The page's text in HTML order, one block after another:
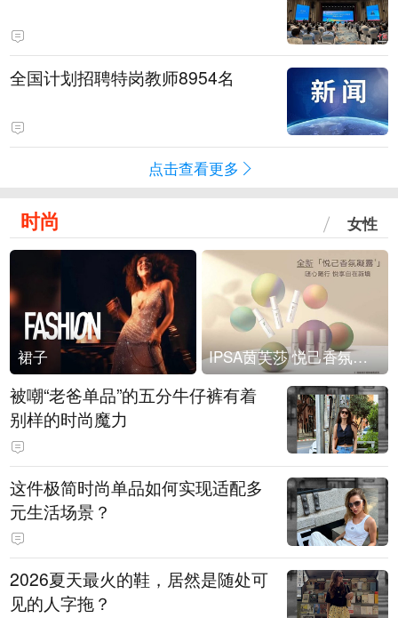
全国计划招聘特岗教师8954名
点击查看更多
时尚 女性
裙子 IPSA茵芙莎 悦己香氛凝露上市
被嘲“老爸单品”的五分牛仔裤有着
别样的时尚魔力
这件极简时尚单品如何实现适配多
元生活场景？
2026夏天最火的鞋，居然是随处可
见的人字拖？